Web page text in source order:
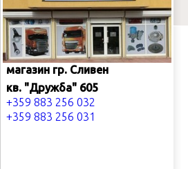
магазин гр. Сливен
кв. "Дружба" 605
+359 883 256 032
+359 883 256 031